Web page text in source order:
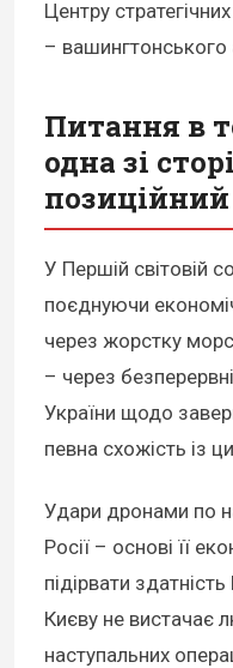
Центру
– вашингтонського
Питання в
одна зі
У Першій світовій
поєднуючи
через жорстку
– через
України щодо
певна схожість із
Удари дронами по
Росії – основі її
підірвати
Києву не вистачає
наступальних